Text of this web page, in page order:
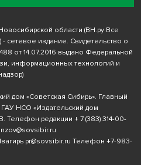
области (ВН.ру Все
сетевое издание. Свидетельство о
от 14.07.2016 выдано Федеральной
информационных технологий и
дом «Советская Сибирь». Главный
ГАУ НСО «Издательский дом
Телефон редакции + 7 (383) 314-00-
inzov@sovsibir.ru
pr@sovsibir.ru Телефон +7-983-